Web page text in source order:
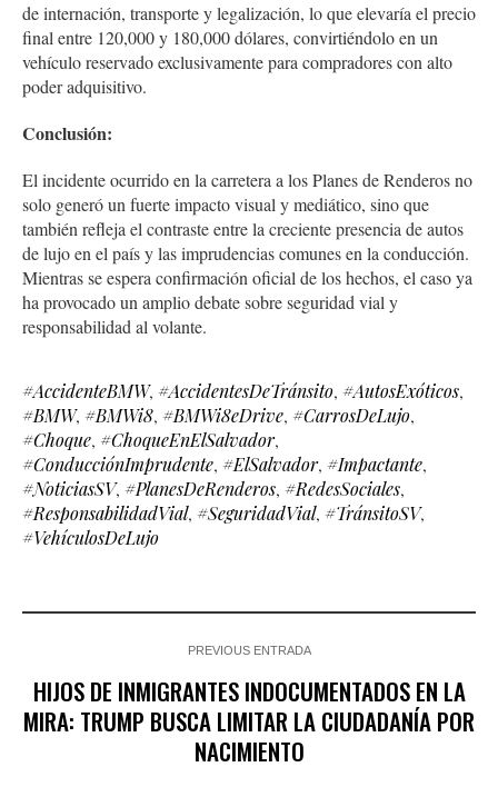
de internación, transporte y legalización, lo que elevaría el precio
final entre 120,000 y 180,000 dólares, convirtiéndolo en un
vehículo reservado exclusivamente para compradores con alto
poder adquisitivo.
Conclusión:
El incidente ocurrido en la carretera a los Planes de Renderos no
solo generó un fuerte impacto visual y mediático, sino que
también refleja el contraste entre la creciente presencia de autos
de lujo en el país y las imprudencias comunes en la conducción.
Mientras se espera confirmación oficial de los hechos, el caso ya
ha provocado un amplio debate sobre seguridad vial y
responsabilidad al volante.
#AccidenteBMW, #AccidentesDeTránsito, #AutosExóticos,
#BMW, #BMWi8, #BMWi8eDrive, #CarrosDeLujo,
#Choque, #ChoqueEnElSalvador,
#ConducciónImprudente, #ElSalvador, #Impactante,
#NoticiasSV, #PlanesDeRenderos, #RedesSociales,
#ResponsabilidadVial, #SeguridadVial, #TránsitoSV,
#VehículosDeLujo
PREVIOUS ENTRADA
HIJOS DE INMIGRANTES INDOCUMENTADOS EN LA
MIRA: TRUMP BUSCA LIMITAR LA CIUDADANÍA POR
NACIMIENTO